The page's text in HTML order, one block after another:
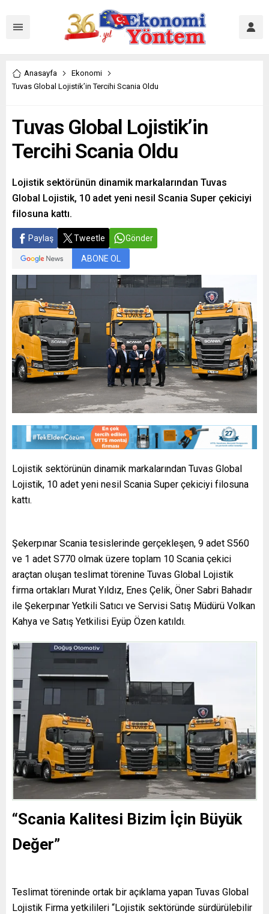
Anasayfa
Ekonomi
Tuvas Global Lojistik’in Tercihi Scania Oldu
Tuvas Global Lojistik’in
Tercihi Scania Oldu
Lojistik sektörünün dinamik markalarından Tuvas
Global Lojistik, 10 adet yeni nesil Scania Super çekiciyi
filosuna kattı.
Paylaş Tweetle Gönder
ABONE OL
Lojistik sektörünün dinamik markalarından Tuvas Global
Lojistik, 10 adet yeni nesil Scania Super çekiciyi filosuna
kattı.
Şekerpınar Scania tesislerinde gerçekleşen, 9 adet S560
ve 1 adet S770 olmak üzere toplam 10 Scania çekici
araçtan oluşan teslimat törenine Tuvas Global Lojistik
firma ortakları Murat Yıldız, Enes Çelik, Öner Sabri Bahadır
ile Şekerpınar Yetkili Satıcı ve Servisi Satış Müdürü Volkan
Kahya ve Satış Yetkilisi Eyüp Özen katıldı.
“Scania Kalitesi Bizim İçin Büyük
Değer”
Teslimat töreninde ortak bir açıklama yapan Tuvas Global
Lojistik Firma yetkilileri “Lojistik sektöründe sürdürülebilir